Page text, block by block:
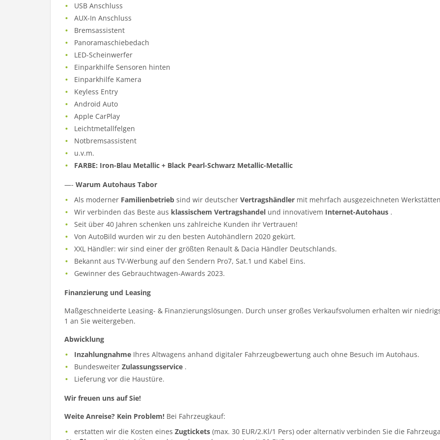
USB Anschluss
AUX-In Anschluss
Bremsassistent
Panoramaschiebedach
LED-Scheinwerfer
Einparkhilfe Sensoren hinten
Einparkhilfe Kamera
Keyless Entry
Android Auto
Apple CarPlay
Leichtmetallfelgen
Notbremsassistent
u.v.m.
FARBE: Iron-Blau Metallic + Black Pearl-Schwarz Metallic-Metallic
—- Warum Autohaus Tabor
Als moderner Familienbetrieb sind wir deutscherVertragshändler mit mehrfach ausgezeichneten
Wir verbinden das Beste aus klassischem Vertragshandel und innovativem Internet-Autohaus .
Seit über 40 Jahren schenken uns zahlreiche Kunden ihr Vertrauen!
Von AutoBild wurden wir zu den besten Autohändlern 2020 gekürt.
XXL Händler: wir sind einer der größten Renault & Dacia Händler Deutschlands.
Bekannt aus TV-Werbung auf den Sendern Pro7, Sat.1 und Kabel Eins.
Gewinner des Gebrauchtwagen-Awards 2023.
Finanzierung und Leasing
Maßgeschneiderte Leasing- & Finanzierungslösungen. Durch unser großes Verkaufsvolumen erhalten wir
1 an Sie weitergeben.
Abwicklung
Inzahlungnahme Ihres Altwagens anhand digitaler Fahrzeugbewertung auch ohne Besuch im Autohaus.
BundesweiterZulassungsservice .
Lieferung vor die Haustüre.
Wir freuen uns auf Sie!
Weite Anreise? Kein Problem! Bei Fahrzeugkauf:
erstatten wir die Kosten einesZugtickets (max. 30 EUR/2.Kl/1 Pers) oder alternativ verbinden Sie die